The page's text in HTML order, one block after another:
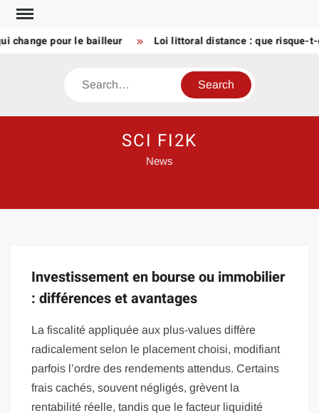
Skip
content
change pour le bailleur Loi littoral distance : que risque-
Search
SCI FI2K
News
Investissement en bourse ou immobilier
: différences et avantages
La fiscalité appliquée aux plus-values diffère
radicalement selon le placement choisi, modifiant
parfois l’ordre des rendements attendus. Certains
frais cachés, souvent négligés, grèvent la
rentabilité réelle, tandis que le facteur liquidité